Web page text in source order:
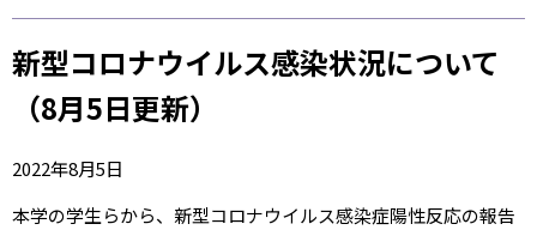
ン
へ
へ
新型コロナウイルス感染状況について
（8月5日更新）
2022年8月5日
本学の学生らから、新型コロナウイルス感染症陽性反応の報告